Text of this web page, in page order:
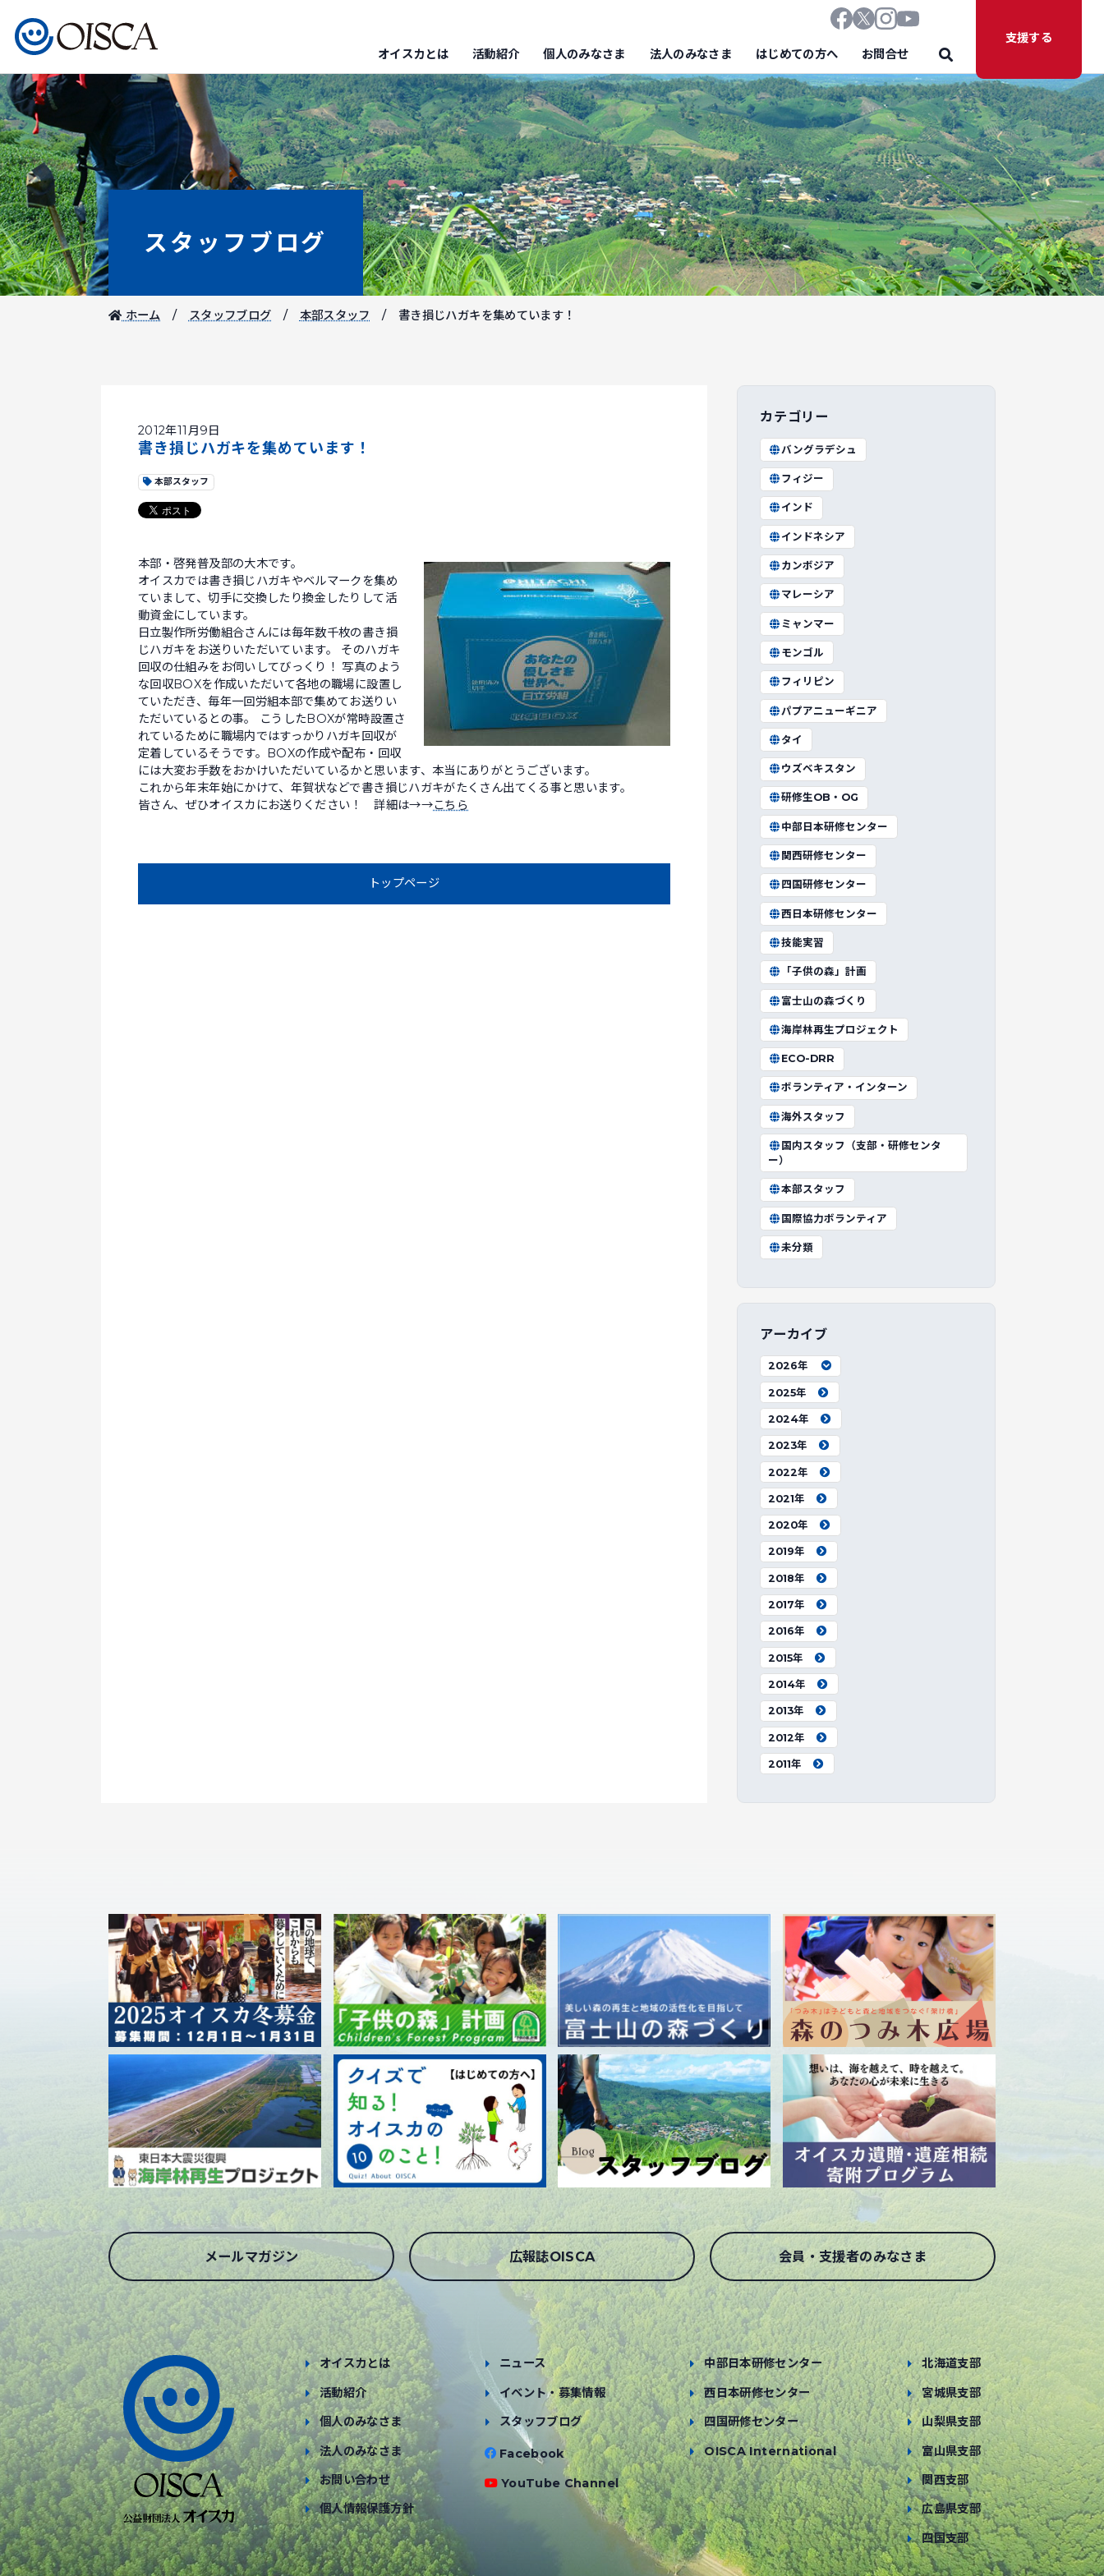
オイスカとは 活動紹介 個人のみなさま 法人のみなさま はじめての方へ お問合せ
支援する
スタッフブログ
ホーム スタッフブログ 本部スタッフ 書き損じハガキを集めています！
2012年11月9日
書き損じハガキを集めています！
本部スタッフ
本部・啓発普及部の大木です。
オイスカでは書き損じハガキやベルマークを集め
ていまして、切手に交換したり換金したりして活
動資金にしています。
日立製作所労働組合さんには毎年数千枚の書き損
じハガキをお送りいただいています。 そのハガキ
回収の仕組みをお伺いしてびっくり！ 写真のよう
な回収BOXを作成いただいて各地の職場に設置し
ていただき、毎年一回労組本部で集めてお送りい
ただいているとの事。 こうしたBOXが常時設置さ
れているために職場内ではすっかりハガキ回収が
定着しているそうです。BOXの作成や配布・回収
には大変お手数をおかけいただいているかと思います、本当にありがとうございます。
これから年末年始にかけて、年賀状などで書き損じハガキがたくさん出てくる事と思います。
皆さん、ぜひオイスカにお送りください！ 詳細は→→こちら
トップページ
カテゴリー
バングラデシュ
フィジー
インド
インドネシア
カンボジア
マレーシア
ミャンマー
モンゴル
フィリピン
パプアニューギニア
タイ
ウズベキスタン
研修生OB・OG
中部日本研修センター
関西研修センター
四国研修センター
西日本研修センター
技能実習
「子供の森」計画
富士山の森づくり
海岸林再生プロジェクト
ECO-DRR
ボランティア・インターン
海外スタッフ
国内スタッフ（支部・研修センタ
ー）
本部スタッフ
国際協力ボランティア
未分類
アーカイブ
2026年
2025年
2024年
2023年
2022年
2021年
2020年
2019年
2018年
2017年
2016年
2015年
2014年
2013年
2012年
2011年
メールマガジン 広報誌OISCA 会員・支援者のみなさま
オイスカとは
活動紹介
個人のみなさま
法人のみなさま
お問い合わせ
個人情報保護方針
ニュース
イベント・募集情報
スタッフブログ
Facebook
YouTube Channel
中部日本研修センター
西日本研修センター
四国研修センター
OISCA International
北海道支部
宮城県支部
山梨県支部
富山県支部
関西支部
広島県支部
四国支部